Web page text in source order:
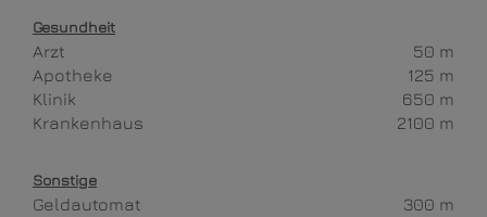
Gesundheit
Arzt
50 m
Apotheke
125 m
Klinik
650 m
Krankenhaus
2100 m
Sonstige
Geldautomat
300 m